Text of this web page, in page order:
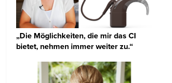
„Die Möglichkeiten, die mir das CI
bietet, nehmen immer weiter zu.“